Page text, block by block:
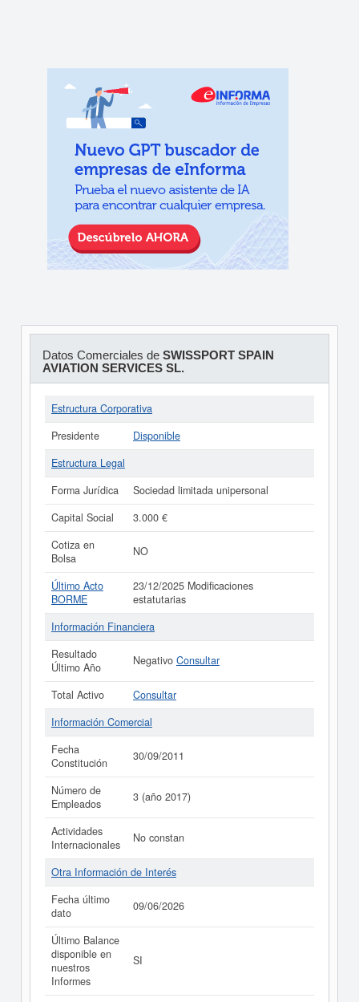
Datos Comerciales de SWISSPORT SPAIN
AVIATION SERVICES SL.
Estructura Corporativa
Presidente
Disponible
Estructura Legal
Forma Jurídica
Sociedad limitada unipersonal
Capital Social
3.000 €
Cotiza en
Bolsa
NO
Último Acto
BORME
23/12/2025 Modificaciones
estatutarias
Información Financiera
Resultado
Último Año
Negativo Consultar
Total Activo
Consultar
Información Comercial
Fecha
Constitución
30/09/2011
Número de
Empleados
3 (año 2017)
Actividades
Internacionales
No constan
Otra Información de Interés
Fecha último
dato
09/06/2026
Último Balance
disponible en
nuestros
Informes
SI